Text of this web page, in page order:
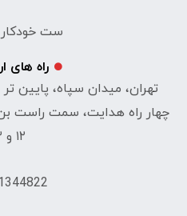
ست خودکار
راه های
تهران، میدان سپاه، پایین تر
۱۲ و ۱۳